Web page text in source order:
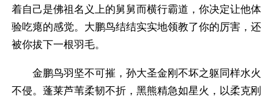
着自己是佛祖名义上的舅舅而横行霸道，你决定让他体
验吃瘪的感觉。大鹏鸟结结实实地领教了你的厉害，还
被你拔下一根羽毛。
金鹏鸟羽坚不可摧，孙大圣金刚不坏之躯同样水火
不侵。蓬莱芦苇柔韧不折，黑熊精急如星火，以柔克刚